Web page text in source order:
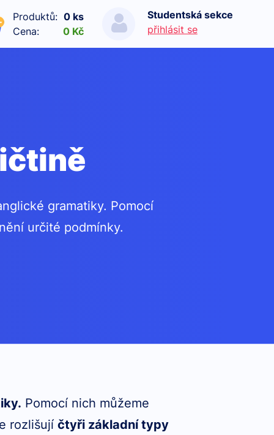
Produktů: 0 ks
Cena:
0 Kč
Studentská sekce
přihlásit se
gramatiky. Pomocí
určité podmínky.
Pomocí nich můžeme
rozlišujíčtyři základní typy